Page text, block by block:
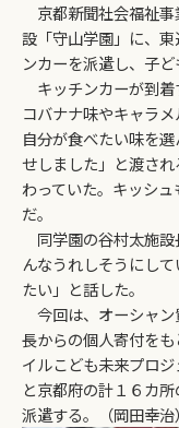
京都新聞社会福祉
設「守山学園」に、
ンカーを派遣し、子
キッチンカーが到着
コバナナ味やキャラ
自分が食べたい味を
せしました」と渡さ
わっていた。キッシ
だ。
同学園の谷村太施設
んなうれしそうにし
たい」と話した。
今回は、オーシャ
長からの個人寄付を
イルこども未来プロ
と京都府の計１６カ
派遣する。（岡田幸治）